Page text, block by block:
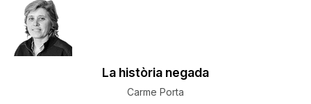
La història negada
Carme Porta